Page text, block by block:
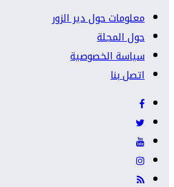
معلومات حول دير الزور
حول المجلة
سياسة الخصوصية
اتصل بنا